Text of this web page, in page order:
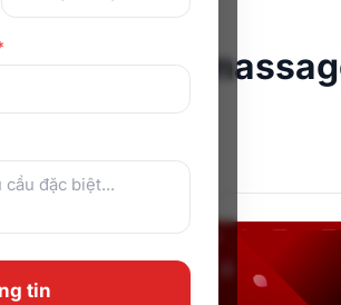
dùng ghế
phù hợp
tin